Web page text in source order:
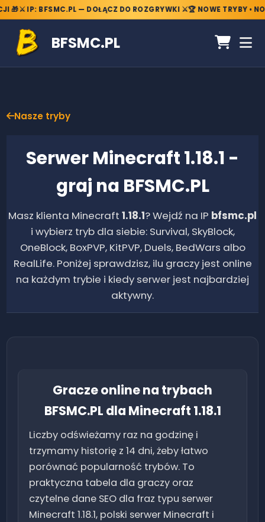
⚔️ IP: BFSMC.PL — DOŁĄCZ DO ROZGRYWKI ⚔️🏆 NOWE TRYBY •
BFSMC.PL
Nasze tryby
Serwer Minecraft1.18.1 -
graj na BFSMC.PL
Masz klienta Minecraft 1.18.1? Wejdź na IP bfsmc.pl
i wybierz tryb dla siebie: Survival, SkyBlock,
OneBlock, BoxPVP, KitPVP, Duels, BedWars albo
RealLife. Poniżej sprawdzisz, ilu graczy jest online
na każdym trybie i kiedy serwer jest najbardziej
aktywny.
Gracze online na trybach
BFSMC.PL dla Minecraft 1.18.1
Liczby odświeżamy raz na godzinę i
trzymamy historię z 14 dni, żeby łatwo
porównać popularność trybów. To
praktyczna tabela dla graczy oraz
czytelne dane SEO dla fraz typu serwer
Minecraft 1.18.1, polski serwer Minecraft i